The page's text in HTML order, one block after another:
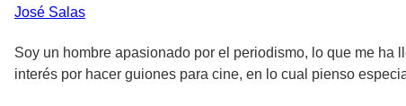
José Salas
Soy un hombre apasionado por el periodismo, lo que me ha
interés por hacer guiones para cine, en lo cual pienso